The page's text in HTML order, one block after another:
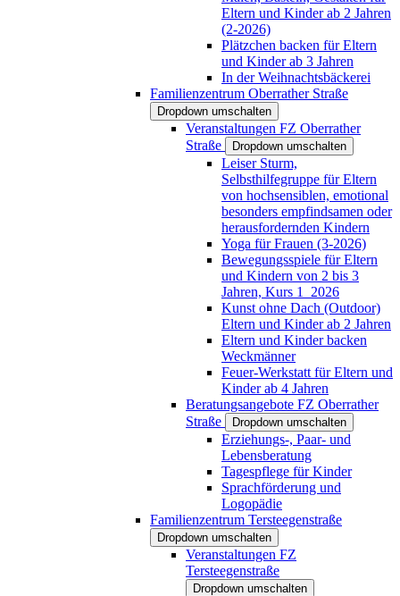
Eltern und Kinder ab 2 Jahren
(2-2026)
Plätzchen backen für Eltern
und Kinder ab 3 Jahren
In der Weihnachtsbäckerei
Familienzentrum Oberrather Straße
Dropdown umschalten
Veranstaltungen FZ Oberrather
Straße
Dropdown umschalten
Leiser Sturm,
Selbsthilfegruppe für Eltern
von hochsensiblen, emotional
besonders empfindsamen oder
herausfordernden Kindern
Yoga für Frauen (3-2026)
Bewegungsspiele für Eltern
und Kindern von 2 bis 3
Jahren, Kurs 1_2026
Kunst ohne Dach (Outdoor)
Eltern und Kinder ab 2 Jahren
Eltern und Kinder backen
Weckmänner
Feuer-Werkstatt für Eltern und
Kinder ab 4 Jahren
Beratungsangebote FZ Oberrather
Straße
Dropdown umschalten
Erziehungs-, Paar- und
Lebensberatung
Tagespflege für Kinder
Sprachförderung und
Logopädie
Familienzentrum Tersteegenstraße
Dropdown umschalten
Veranstaltungen FZ
Tersteegenstraße
Dropdown umschalten